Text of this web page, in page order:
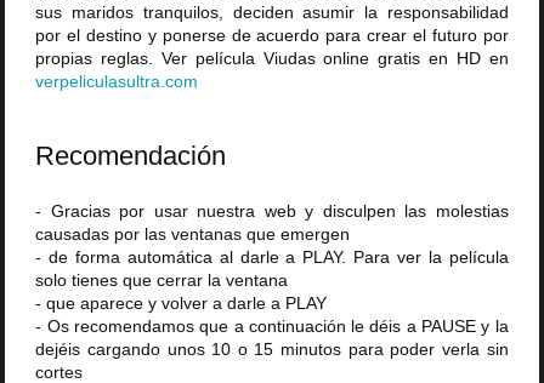
sus maridos tranquilos, deciden asumir la responsabilidad
por el destino y ponerse de acuerdo para crear el futuro por
propias reglas. Ver película Viudas online gratis en HD en
verpeliculasultra .com
Recomendación
- Gracias por usar nuestra web y disculpen las molestias
causadas por las ventanas que emergen
- de forma automática al darle a PLAY. Para ver la película
solo tienes que cerrar la ventana
- que aparece y volver a darle a PLAY
- Os recomendamos que a continuación le déis a PAUSE y la
dejéis cargando unos 10 o 15 minutos para poder verla sin
cortes